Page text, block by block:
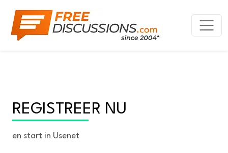
REGISTREER NU
en start in Usenet